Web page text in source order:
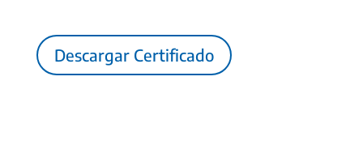
Descargar Certificado